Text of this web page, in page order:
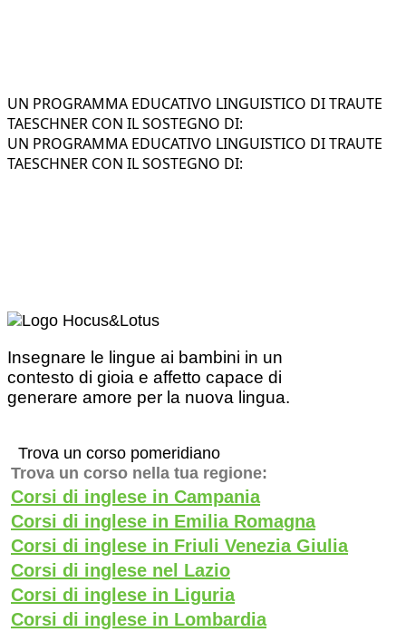
UN PROGRAMMA EDUCATIVO LINGUISTICO DI TRAUTE
TAESCHNER CON IL SOSTEGNO DI:
UN PROGRAMMA EDUCATIVO LINGUISTICO DI TRAUTE
TAESCHNER CON IL SOSTEGNO DI:
Insegnare le lingue ai bambini in un
contesto di gioia e affetto capace di
generare amore per la nuova lingua.
Trova un corso pomeridiano
Trova un corso nella tua regione:
Corsi di inglese in Campania
Corsi di inglese in Emilia Romagna
Corsi di inglese in Friuli Venezia Giulia
Corsi di inglese nel Lazio
Corsi di inglese in Liguria
Corsi di inglese in Lombardia